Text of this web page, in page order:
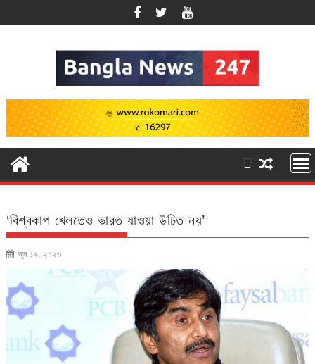
to
‘বিশ্বকাপ খেলতেও ভারত যাওয়া উচিত নয়’
জুন ১৯, ২০২৩